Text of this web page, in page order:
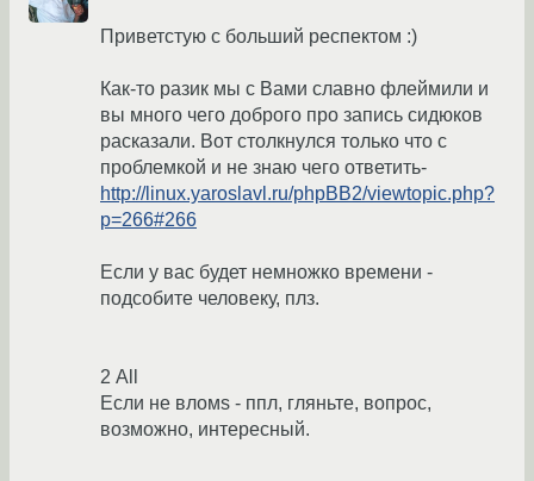
Приветстую с больший респектом :)
Как-то разик мы с Вами славно флеймили и
вы много чего доброго про запись сидюков
расказали. Вот столкнулся только что с
проблемкой и не знаю чего ответить-
http://linux.yaroslavl.ru/phpBB2/viewtopic.php?
p=266#266
Если у вас будет немножко времени -
подсобите человеку, плз.
2 All
Если не вломs - ппл, гляньте, вопрос,
возможно, интересный.